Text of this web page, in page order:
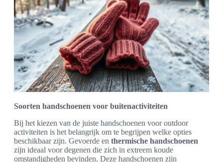
Soorten handschoenen voor buitenactiviteiten
Bij het kiezen van de juiste handschoenen voor outdoor
activiteiten is het belangrijk om te begrijpen welke opties
beschikbaar zijn. Gevoerde en thermische handschoenen
zijn ideaal voor degenen die zich in extreem koude
omstandigheden bevinden. Deze handschoenen zijn